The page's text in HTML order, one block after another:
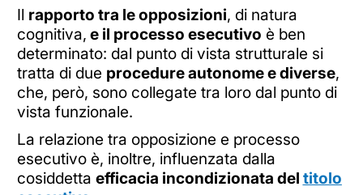
Il rapporto tra le opposizioni, di natura
cognitiva, e il processo esecutivo è ben
determinato: dal punto di vista strutturale si
tratta di due procedure autonome e diverse,
che, però, sono collegate tra loro dal punto di
vista funzionale.
La relazione tra opposizione e processo
esecutivo è, inoltre, influenzata dalla
cosiddetta efficacia incondizionata del titolo